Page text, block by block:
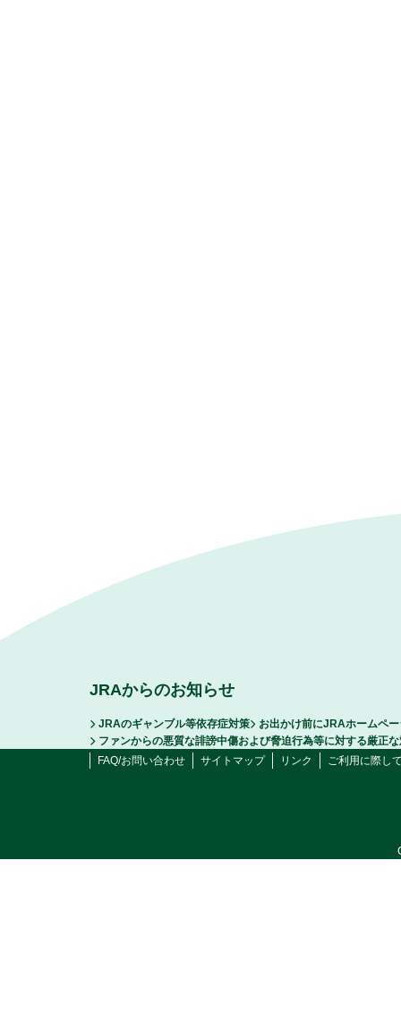
JRAからのお知らせ
JRAのギャンブル等依存症対策
お出かけ前にJRAホームペ
ファンからの悪質な誹謗中傷および脅迫行為等に対する厳正
FAQ/お問い合わせ
サイトマップ リンク ご利用に際し